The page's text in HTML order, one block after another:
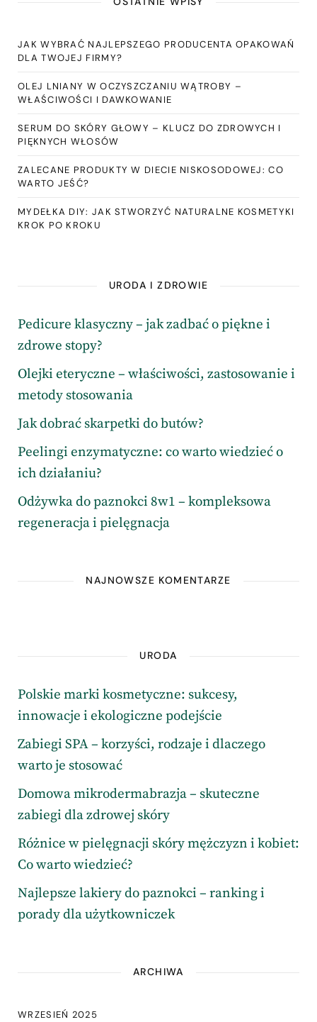
JAK WYBRAĆ NAJLEPSZEGO PRODUCENTA OPAKOWAŃ
DLA TWOJEJ FIRMY?
OLEJ LNIANY W OCZYSZCZANIU WĄTROBY –
WŁAŚCIWOŚCI I DAWKOWANIE
SERUM DO SKÓRY GŁOWY – KLUCZ DO ZDROWYCH I
PIĘKNYCH WŁOSÓW
ZALECANE PRODUKTY W DIECIE NISKOSODOWEJ: CO
WARTO JEŚĆ?
MYDEŁKA DIY: JAK STWORZYĆ NATURALNE KOSMETYKI
KROK PO KROKU
URODA I ZDROWIE
Pedicure klasyczny – jak zadbać o piękne i
zdrowe stopy?
Olejki eteryczne – właściwości, zastosowanie i
metody stosowania
Jak dobrać skarpetki do butów?
Peelingi enzymatyczne: co warto wiedzieć o
ich działaniu?
Odżywka do paznokci 8w1 – kompleksowa
regeneracja i pielęgnacja
NAJNOWSZE KOMENTARZE
URODA
Polskie marki kosmetyczne: sukcesy,
innowacje i ekologiczne podejście
Zabiegi SPA – korzyści, rodzaje i dlaczego
warto je stosować
Domowa mikrodermabrazja – skuteczne
zabiegi dla zdrowej skóry
Różnice w pielęgnacji skóry mężczyzn i kobiet:
Co warto wiedzieć?
Najlepsze lakiery do paznokci – ranking i
porady dla użytkowniczek
ARCHIWA
WRZESIEŃ 2025